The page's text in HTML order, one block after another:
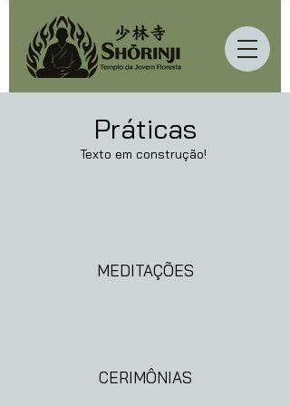
Texto em construção!
Práticas
MEDITAÇÕES
CERIMÔNIAS